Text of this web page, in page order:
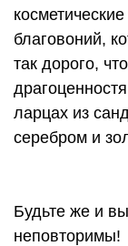
благовоний,
так дорого,
ларцах из
серебром и
Будьте же и
неповторимы!